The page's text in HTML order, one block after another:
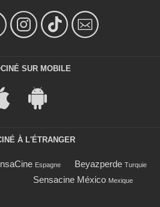
SUR MOBILE
À L'ÉTRANGER
Espagne Beyazperde Turquie
Sensacine México Mexique